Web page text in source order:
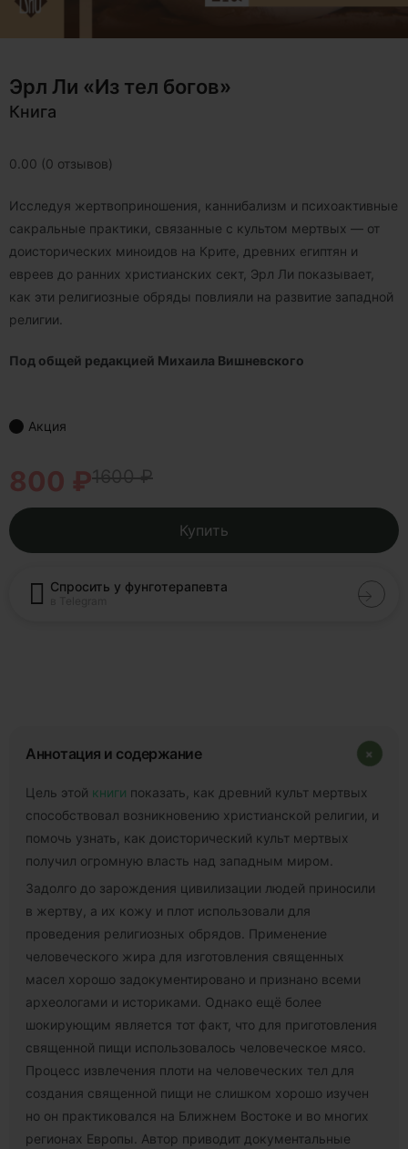
0.00 (0 отзывов)
Эрл Ли «Из тел богов»
Книга
Исследуя жертвоприношения, каннибализм и психоактивные
сакральные практики, связанные с культом мертвых — от
доисторических миноидов на Крите, древних египтян и
евреев до ранних христианских сект, Эрл Ли показывает,
как эти религиозные обряды повлияли на развитие западной
религии.
Под общей редакцией Михаила Вишневского
Акция
800 ₽1600 ₽
Купить
Спросить у фунготерапевта
Аннотация и содержание +
Цель этой книги показать, как древний культ мертвых
способствовал возникновению христианской религии, и
помочь узнать, как доисторический культ мертвых
получил огромную власть над западным миром.
Задолго до зарождения цивилизации людей приносили
в жертву, а их кожу и плот использовали для
проведения религиозных обрядов. Применение
человеческого жира для изготовления священных
масел хорошо задокументировано и признано всеми
археологами и историками. Однако ещё более
шокирующим является тот факт, что для приготовления
священной пищи использовалось человеческое мясо.
Процесс извлечения плоти на человеческих тел для
создания священной пищи не слишком хорошо изучен
но он практиковался на Ближнем Востоке и во многих
регионах Европы. Автор приводит документальные